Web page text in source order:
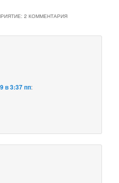
: 2 КОММЕНТАРИЯ
в 3:37 пп: